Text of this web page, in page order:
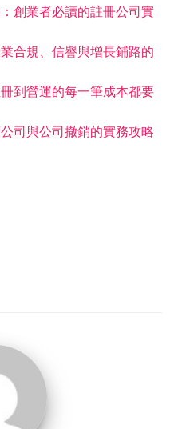
創業者必讀的註冊公司實
合規、信譽與增長鋪路的
到營運的每一筆成本都要
司與公司撤銷的實務攻略